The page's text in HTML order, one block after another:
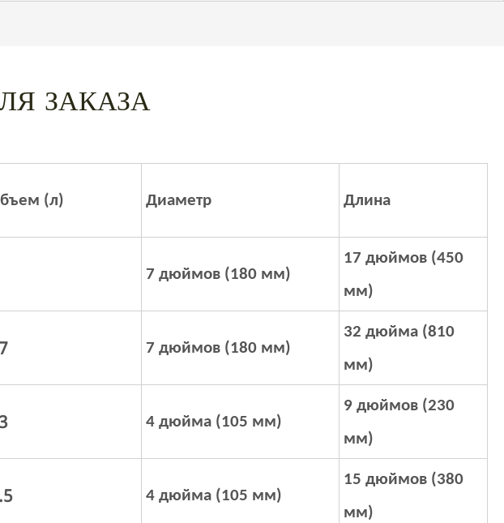
ЗАКАЗА
(л) Диаметр Длина
7 дюймов (180 мм)
17 дюймов (450
мм)
7 дюймов (180 мм)
32 дюйма (810
мм)
4 дюйма (105 мм)
9 дюймов (230
мм)
4 дюйма (105 мм)
15 дюймов (380
мм)